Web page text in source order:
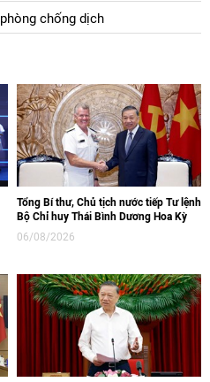
phòng chống dịch
Tổng Bí thư, Chủ tịch nước tiếp Tư lệnh
Bộ Chỉ huy Thái Bình Dương Hoa Kỳ
06/08/2026